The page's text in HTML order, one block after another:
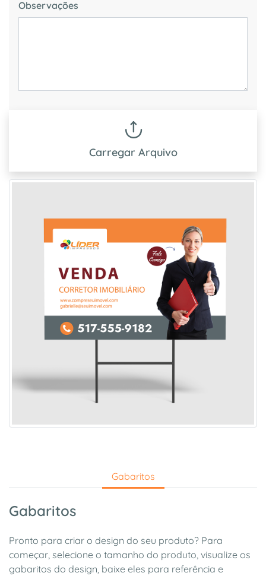
Observações
Carregar Arquivo
Gabaritos
Gabaritos
Pronto para criar o design do seu produto? Para
começar, selecione o tamanho do produto, visualize os
gabaritos do design, baixe eles para referência e